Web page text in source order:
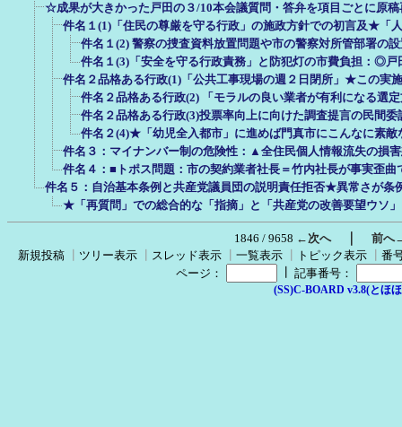
☆成果が大きかった戸田の３/10本会議質問・答弁を項目ごとに原稿
件名１(1)「住民の尊厳を守る行政」の施政方針での初言及★「
件名１(2) 警察の捜査資料放置問題や市の警察対所管部署の
件名１(3)「安全を守る行政責務」と防犯灯の市費負担：◎戸
件名２品格ある行政(1)「公共工事現場の週２日閉所」★この実
件名２品格ある行政(2) 「モラルの良い業者が有利になる選
件名２品格ある行政(3)投票率向上に向けた調査提言の民間
件名２(4)★「幼児全入都市」に進めば門真市にこんなに素敵
件名３：マイナンバー制の危険性：▲全住民個人情報流失の損
件名４：■トポス問題：市の契約業者社長＝竹内社長が事実歪曲
件名５：自治基本条例と共産党議員団の説明責任拒否★異常さが条
★「再質問」での総合的な「指摘」と「共産党の改善要望ウソ
1846 / 9658 ←次へ｜ 前へ
新規投稿
ツリー表示 スレッド表示 一覧表示 トピック表示
番
ページ：
記事番号：
(SS)C-BOARD v3.8(とほ